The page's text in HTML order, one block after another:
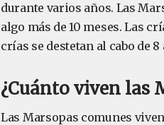
durante varios años. Las
algo más de 10 meses. Las
crías se destetan al cabo de 8
¿Cuánto viven las
Las Marsopas comunes